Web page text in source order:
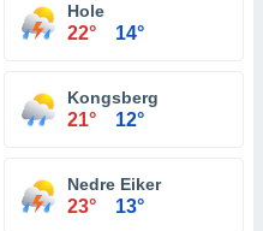
Hole
22° 14°
Kongsberg
21° 12°
Nedre Eiker
23° 13°